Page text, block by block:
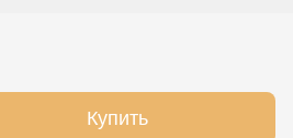
Купить